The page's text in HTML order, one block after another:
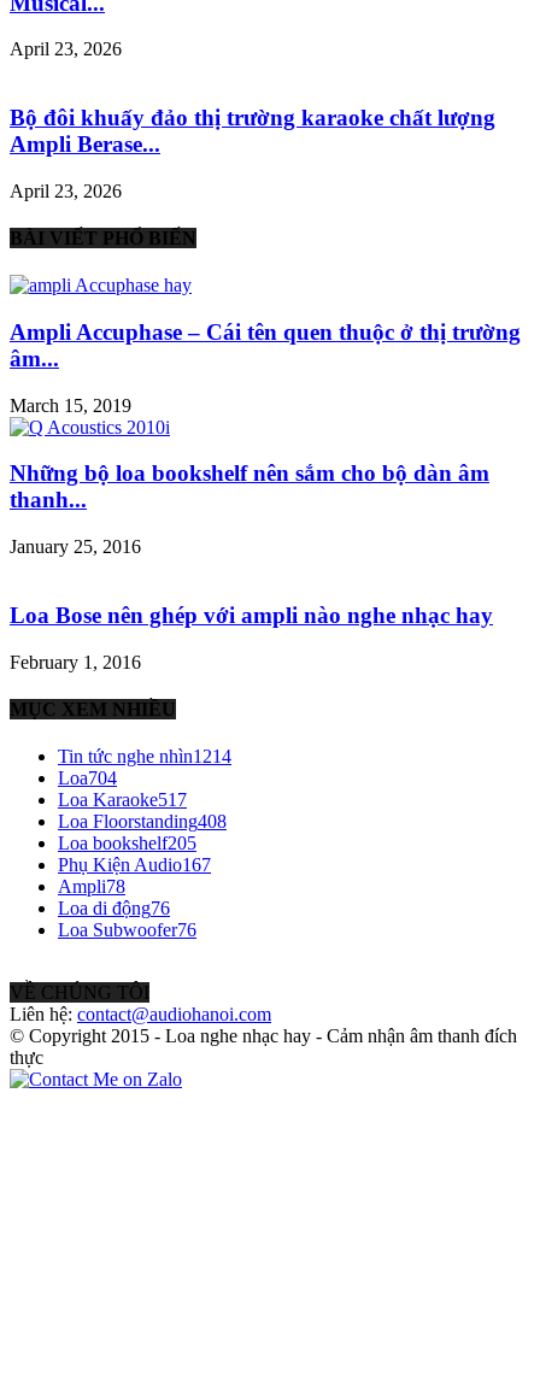
April 23, 2026
Bộ đôi khuấy đảo thị trường karaoke chất lượng
Ampli Berase...
April 23, 2026
BÀI VIẾT PHỔ BIẾN
Ampli Accuphase – Cái tên quen thuộc ở thị trường
âm...
March 15, 2019
Những bộ loa bookshelf nên sắm cho bộ dàn âm
thanh...
January 25, 2016
Loa Bose nên ghép với ampli nào nghe nhạc hay
February 1, 2016
MỤC XEM NHIỀU
Tin tức nghe nhìn1214
Loa704
Loa Karaoke517
Loa Floorstanding408
Loa bookshelf205
Phụ Kiện Audio167
Ampli78
Loa di động76
Loa Subwoofer76
VỀ CHÚNG TÔI
Liên hệ: contact@audiohanoi.com
© Copyright 2015 - Loa nghe nhạc hay - Cảm nhận âm thanh đích
thực